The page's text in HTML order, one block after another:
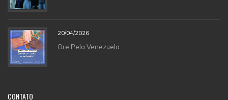
20/04/2026
Ore Pela Venezuela
CONTATO